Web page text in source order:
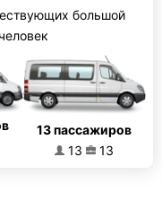
большой
13 пассажиров
13
13